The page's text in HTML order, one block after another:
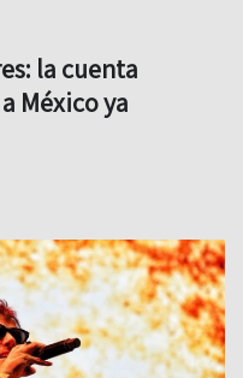
la cuenta
México ya